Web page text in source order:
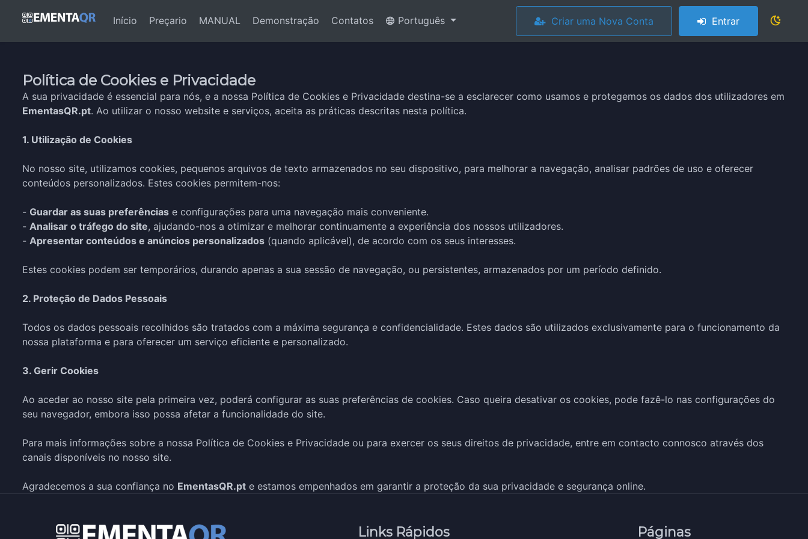
Início (current)
Preçario MANUAL Demonstração Contatos Português Criar uma Nova Conta Entrar
Política de Cookies e Privacidade
A sua privacidade é essencial para nós, e a nossa Política de Cookies e Privacidade destina-se a esclarecer como usamos e protegemos os dados dos utilizadores em
EmentasQR.pt. Ao utilizar o nosso website e serviços, aceita as práticas descritas nesta política.
1. Utilização de Cookies
No nosso site, utilizamos cookies, pequenos arquivos de texto armazenados no seu dispositivo, para melhorar a navegação, analisar padrões de uso e oferecer
conteúdos personalizados. Estes cookies permitem-nos:
- Guardar as suas preferências e configurações para uma navegação mais conveniente.
- Analisar o tráfego do site, ajudando-nos a otimizar e melhorar continuamente a experiência dos nossos utilizadores.
- Apresentar conteúdos e anúncios personalizados (quando aplicável), de acordo com os seus interesses.
Estes cookies podem ser temporários, durando apenas a sua sessão de navegação, ou persistentes, armazenados por um período definido.
2. Proteção de Dados Pessoais
Todos os dados pessoais recolhidos são tratados com a máxima segurança e confidencialidade. Estes dados são utilizados exclusivamente para o funcionamento da
nossa plataforma e para oferecer um serviço eficiente e personalizado.
3. Gerir Cookies
Ao aceder ao nosso site pela primeira vez, poderá configurar as suas preferências de cookies. Caso queira desativar os cookies, pode fazê-lo nas configurações do
seu navegador, embora isso possa afetar a funcionalidade do site.
Para mais informações sobre a nossa Política de Cookies e Privacidade ou para exercer os seus direitos de privacidade, entre em contacto connosco através dos
canais disponíveis no nosso site.
Agradecemos a sua confiança no EmentasQR.pt e estamos empenhados em garantir a proteção da sua privacidade e segurança online.
Links Rápidos Páginas